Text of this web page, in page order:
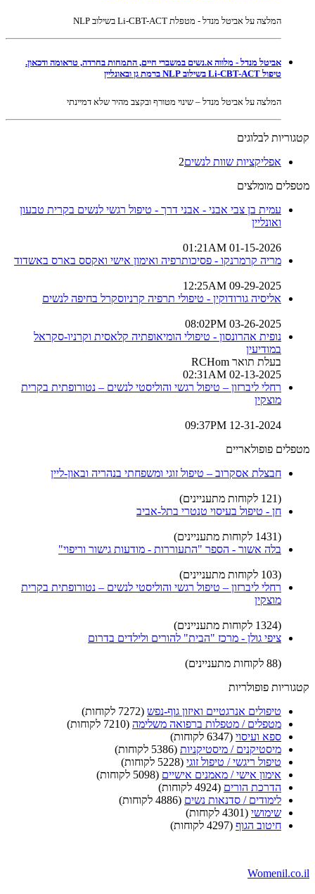
המלצה על אביטל מנדל - מטפלת Li-CBT-ACT בשילוב NLP
אביטל מנדל - מלווה א.נשים במשברי חיים, התמחות בחרדה, טראומה ודכאון.
טיפול Li-CBT-ACT בשילוב NLP ברמת גן ובאונליין
המלצה על אביטל מנדל – שינוי מטורף ובקצב מהיר שלא דמיינתי
קטגוריות לבלוגים
אפליקציות שוות לנשים2
מטפלים מומלצים
עמית בן צבי אבני - אבני דרך - טיפול רגשי לנשים בקרית טבעון
ואונליין
01-15-2026 01:21AM
מריה קרמרנקו - פסיכותרפיה ואימון אישי ואקסס בארס באשדוד
09-29-2025 12:25AM
אליסיה גורודוקין - טיפולי תרפיה קרניוסקרל בחיפה לנשים
03-26-2025 08:02PM
נופית אהרונסון - טיפולי הומיאופתיה קלאסית וקרניו-סקראל
במודיעין
בעלת תואר RCHom
02-13-2025 02:31AM
רחלי ליברזון – טיפול רגשי והוליסטי לנשים – נטורופתית בקרית
מוצקין
12-31-2024 09:37PM
מטפלים פופולאריים
חבצלת אסקרוב – טיפול זוגי ומשפחתי בנהריה ובאון-ליין
(121 לקוחות מתעניינים)
חן - טיפול בעיסוי טנטרי בתל-אביב
(1431 לקוחות מתעניינים)
בלה אשור - הספר "התעוררות - מודעות גישור וריפוי"
(103 לקוחות מתעניינים)
רחלי ליברזון – טיפול רגשי והוליסטי לנשים – נטורופתית בקרית
מוצקין
(1324 לקוחות מתעניינים)
ציפי גולן - מרכז "הבית" להורים ולילדים בדרום
(88 לקוחות מתעניינים)
קטגוריות פופולריות
טיפולים אנרגטיים ואיזון גוף-נפש (7272 לקוחות)
מטפלים / מטפלות ברפואה משלימה (7210 לקוחות)
ספא ועיסוי (6347 לקוחות)
מיסטיקנים / מיסטיקניות (5386 לקוחות)
טיפול ריגשי / טיפול זוגי (5228 לקוחות)
אימון אישי / מאמנים אישיים (5098 לקוחות)
הדרכת הורים (4924 לקוחות)
לימודים / סדנאות נשים (4886 לקוחות)
שימושי (4301 לקוחות)
חיטוב הגוף (4297 לקוחות)
Womenil.co.il